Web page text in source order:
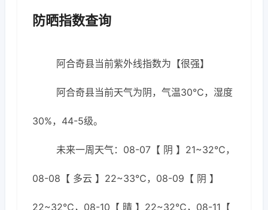
防晒指数查询
阿合奇县当前紫外线指数为【很强】
阿合奇县当前天气为阴，气温30℃，湿度
30%，44-5级。
未来一周天气：08-07【 阴 】21~32℃，
08-08【 多云 】22~33℃，08-09【 阴 】
22~32℃，08-10【 晴 】22~32℃，08-11【